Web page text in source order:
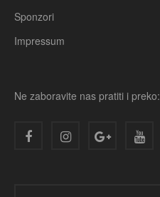
Sponzori
Impressum
Ne zaboravite nas pratiti i preko: